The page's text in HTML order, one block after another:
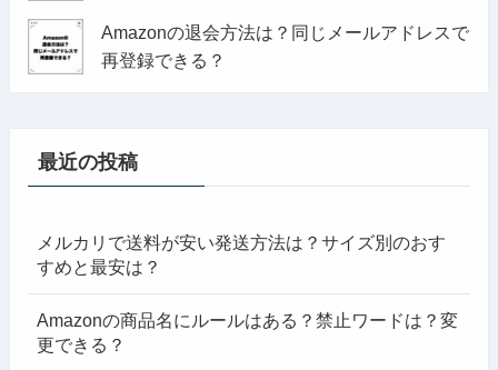
Amazonの退会方法は？同じメールアドレスで
再登録できる？
最近の投稿
メルカリで送料が安い発送方法は？サイズ別のおす
すめと最安は？
Amazonの商品名にルールはある？禁止ワードは？変
更できる？